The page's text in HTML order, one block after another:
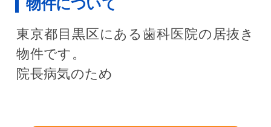
物件について
東京都目黒区にある歯科医院の居抜き
物件です。
院長病気のため